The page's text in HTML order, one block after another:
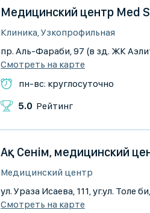
Медицинский центр Med
Клиника, Узкопрофильная
пр. Аль-Фараби, 97 (в зд. ЖК
Смотреть на карте
пн-вс: круглосуточно
5.0 Рейтинг
Ақ Сенім, медицинский
Медицинский центр
ул. Ураза Исаева, 111, уг.ул. Толе
Смотреть на карте